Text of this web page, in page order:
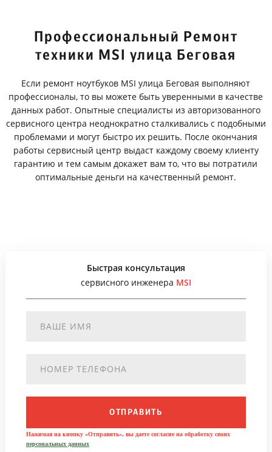
Профессиональный Ремонт
техники MSI улица Беговая
Если ремонт ноутбуков MSI улица Беговая выполняют
профессионалы, то вы можете быть уверенными в качестве
данных работ. Опытные специалисты из авторизованного
сервисного центра неоднократно сталкивались с подобными
проблемами и могут быстро их решить. После окончания
работы сервисный центр выдаст каждому своему клиенту
гарантию и тем самым докажет вам то, что вы потратили
оптимальные деньги на качественный ремонт.
Быстрая консультация
сервисного инженера MSI
ОТПРАВИТЬ
Нажимая на кнопку «Отправить», вы даете согласие на обработку своих
персональных данных